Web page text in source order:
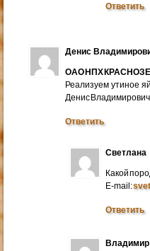
Ответить
Денис
ОАО НПХ
Реализуем утиное
Денис Владимирович.
Ответить
Светлана
Какой
E-mail:
Ответить
Владимир